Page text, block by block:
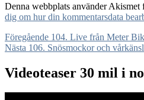
Denna webbplats använder Akismet
dig om hur din kommentarsdata
Inläggsnavigering
Föregående Föregående
inlägg:
104. Live från Meter
Nästa Nästa
106. Snösmockor och
Videoteaser 30 mil i